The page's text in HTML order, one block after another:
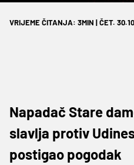
VRIJEME ČITANJA: 3MIN | ČET.
Napadač Stare
slavlja protiv
postigao pogodak